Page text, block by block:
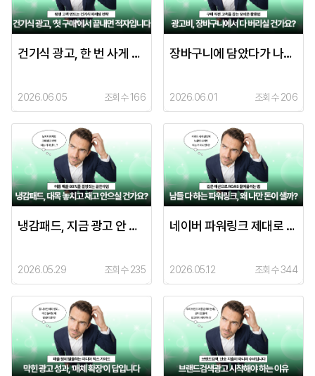
건기식 광고, 한 번 사게 만들고 계속 사게 만들어야 합니다.
2026.06.05 조회수 166
장바구니에 담았다가 나간 사람, 모비온이 다시 데려옵니다.
2026.06.01 조회수 206
냉감패드, 지금 광고 안 하면 이미 늦습니다.
2026.05.29 조회수 235
네이버 파워링크 제대로 알고 쓰면 다릅니다.
2026.05.12 조회수 344